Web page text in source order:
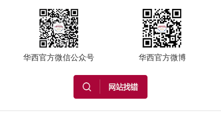
华西官方微信公众号 华西官方微博